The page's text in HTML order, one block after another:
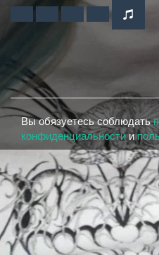
Вы обязуетесь соблюдать
конфиденциальностии